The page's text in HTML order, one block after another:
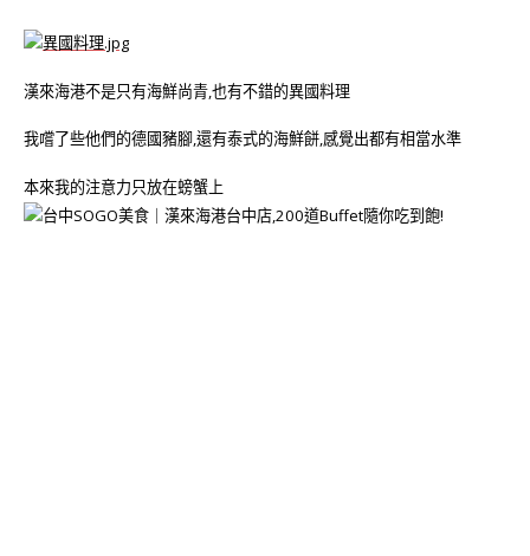
漢來海港不是只有海鮮尚青,也有不錯的異國料理
我嚐了些他們的德國豬腳,還有泰式的海鮮餅,感覺出都有相當水準
本來我的注意力只放在螃蟹上